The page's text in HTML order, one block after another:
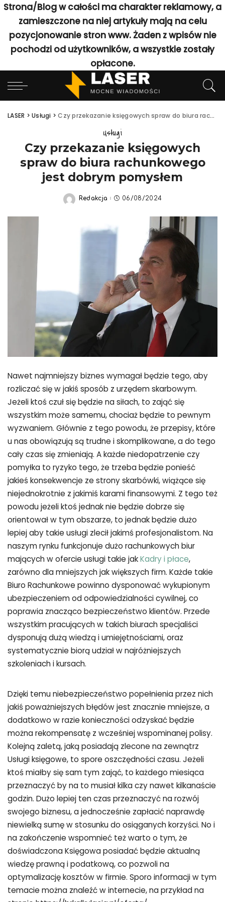
Strona/Blog w całości ma charakter reklamowy, a
zamieszczone na niej artykuły mają na celu
pozycjonowanie stron www. Żaden z wpisów nie
pochodzi od użytkowników, a wszystkie zostały
opłacone.
LASER >Usługi >Czy przekazanie księgowych spraw do biura rachunkowego jest dobrym pomysłem
Usługi
Czy przekazanie księgowych
spraw do biura rachunkowego
jest dobrym pomysłem
Posted
Redakcja 06/08/2024
Nawet najmniejszy biznes wymagał będzie tego, aby
rozliczać się w jakiś sposób z urzędem skarbowym.
Jeżeli ktoś czuł się będzie na siłach, to zająć się
wszystkim może samemu, chociaż będzie to pewnym
wyzwaniem. Głównie z tego powodu, że przepisy, które
u nas obowiązują są trudne i skomplikowane, a do tego
cały czas się zmieniają. A każde niedopatrzenie czy
pomyłka to ryzyko tego, że trzeba będzie ponieść
jakieś konsekwencje ze strony skarbówki, wiążące się
niejednokrotnie z jakimiś karami finansowymi. Z tego też
powodu jeżeli ktoś jednak nie będzie dobrze się
orientował w tym obszarze, to jednak będzie dużo
lepiej aby takie usługi zlecił jakimś profesjonalistom. Na
naszym rynku funkcjonuje dużo rachunkowych biur
mających w ofercie usługi takie jakKadry i płace,
zarówno dla mniejszych jak większych firm. Każde takie
Biuro Rachunkowe powinno dysponować wykupionym
ubezpieczeniem od odpowiedzialności cywilnej, co
poprawia znacząco bezpieczeństwo klientów. Przede
wszystkim pracujących w takich biurach specjaliści
dysponują dużą wiedzą i umiejętnościami, oraz
systematycznie biorą udział w najróżniejszych
szkoleniach i kursach.
Dzięki temu niebezpieczeństwo popełnienia przez nich
jakiś poważniejszych błędów jest znacznie mniejsze, a
dodatkowo w razie konieczności odzyskać będzie
można rekompensatę z wcześniej wspominanej polisy.
Kolejną zaletą, jaką posiadają zlecone na zewnątrz
Usługi księgowe, to spore oszczędności czasu. Jeżeli
ktoś miałby się sam tym zająć, to każdego miesiąca
przeznaczyć by na to musiał kilka czy nawet kilkanaście
godzin. Dużo lepiej ten czas przeznaczyć na rozwój
swojego biznesu, a jednocześnie zapłacić naprawdę
niewielką sumę w stosunku do osiąganych korzyści. No i
na zakończenie wspomnieć też warto o tym, że
doświadczona Księgowa posiadać będzie aktualną
wiedzę prawną i podatkową, co pozwoli na
optymalizację kosztów w firmie. Sporo informacji w tym
temacie można znaleźć w internecie, na przykład na